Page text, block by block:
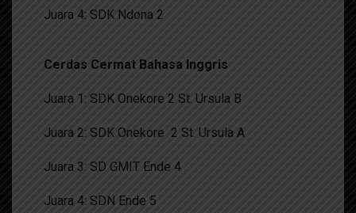
Juara 4: SDK Ndona 2
Cerdas Cermat Bahasa Inggris
Juara 1: SDK Onekore 2 St. Ursula B
Juara 2: SDK Onekore 2 St. Ursula A
Juara 3: SD GMIT Ende 4
Juara 4: SDN Ende 5